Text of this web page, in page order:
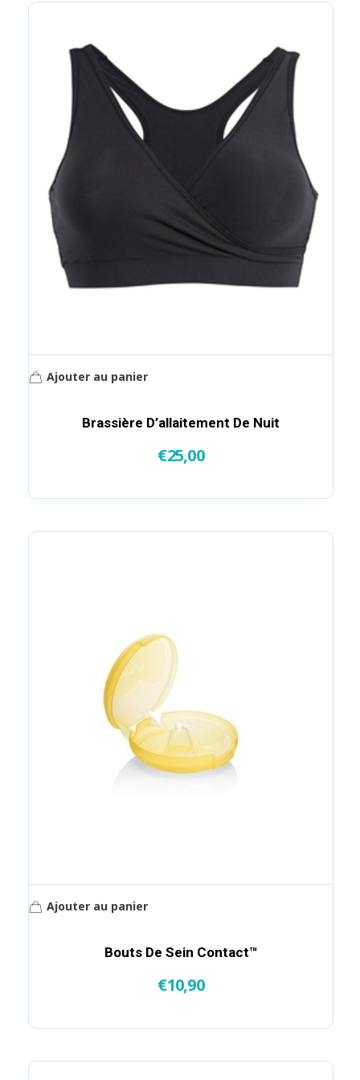
Brassière D’allaitement De Nuit
€25,00
Ajouter au panier
Bouts De Sein Contact™
€10,90
Ajouter au panier